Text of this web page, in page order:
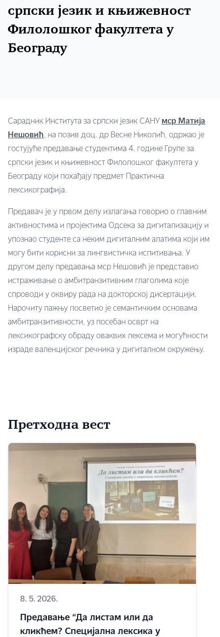
српски језик и књижевност
Филолошког факултета у
Београду
Сарадник Института за српски језик САНУ мср Матија
Нешовић , на позив доц. др Весне Николић, одржао је
гостујуће предавање студентима 4. године Групе за
српски језик и књижевност Филолошког факултета у
Београду који похађају предмет Практична
лексикографија.
Предавач је у првом делу излагања говорио о главним
активностима и пројектима Одсека за дигитализацију и
упознао студенте са неким дигиталним алатима који им
могу бити корисни за лингвистичка испитивања. У
другом делу предавања мср Нешовић је представио
истраживање о амбитранзитивним глаголима које
спроводи у оквиру рада на докторској дисертацији.
Нарочиту пажњу посветио је семантичким основама
амбитранзитивности, уз посебан осврт на
лексикографску обраду оваквих лексема и могућности
израде валенцијског речника у дигиталном окружењу.
Претходна вест
8. 5. 2026.
Предавање “Да листам или да
кликћем? Специјална лексика у